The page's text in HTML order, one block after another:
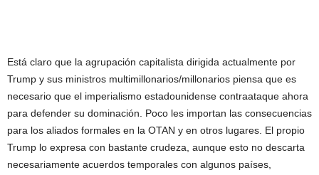
Está claro que la agrupación capitalista dirigida actualmente por
Trump y sus ministros multimillonarios/millonarios piensa que es
necesario que el imperialismo estadounidense contraataque ahora
para defender su dominación. Poco les importan las consecuencias
para los aliados formales en la OTAN y en otros lugares. El propio
Trump lo expresa con bastante crudeza, aunque esto no descarta
necesariamente acuerdos temporales con algunos países,